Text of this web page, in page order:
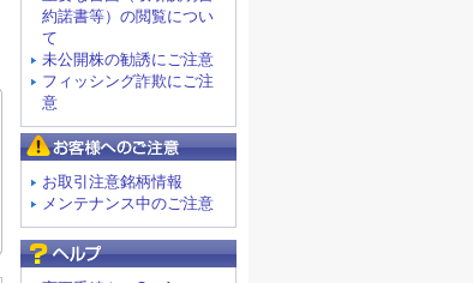
約諾書等）の閲覧につい
て
未公開株の勧誘にご注意
フィッシング詐欺にご注
意
お取引注意銘柄情報
メンテナンス中のご注意